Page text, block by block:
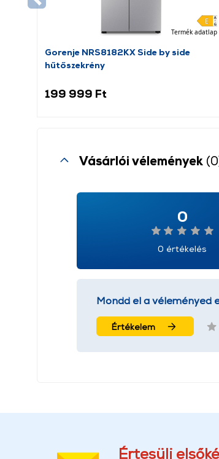
Termék adatlap
Gorenje NRS8182KX Side by side
hűtőszekrény
199 999 Ft
Vásárlói vélemények
0
0 értékelés
Mondd el a véleményed
Értékelem
Értesülj